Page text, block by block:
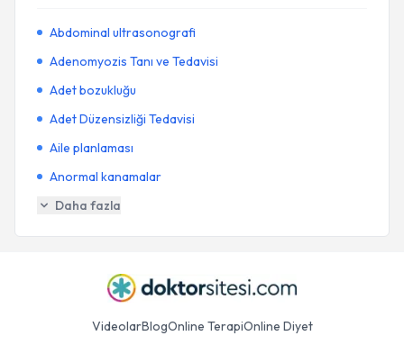
Abdominal ultrasonografi
Adenomyozis Tanı ve Tedavisi
Adet bozukluğu
Adet Düzensizliği Tedavisi
Aile planlaması
Anormal kanamalar
Daha fazla
VideolarBlogOnline TerapiOnline Diyet